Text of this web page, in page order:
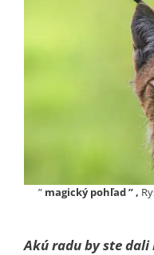
” magický pohľad ” ,
Akú radu by ste